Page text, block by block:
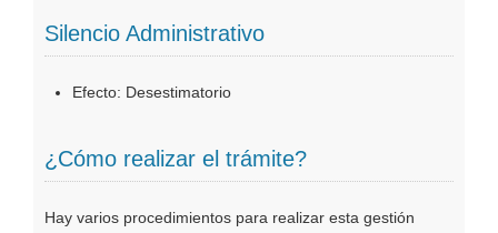
Silencio Administrativo
Efecto: Desestimatorio
¿Cómo realizar el trámite?
Hay varios procedimientos para realizar esta gestión